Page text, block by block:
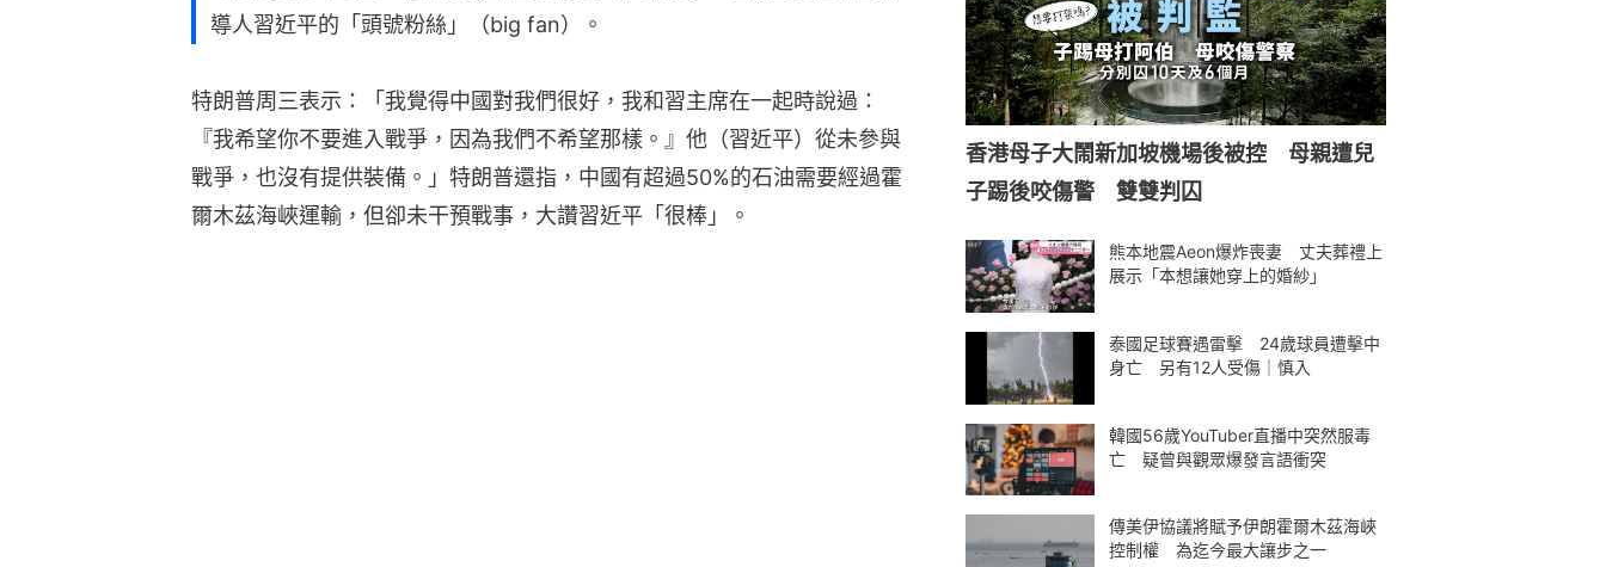
導人習近平的「頭號粉絲」（big fan）。
特朗普周三表示：「我覺得中國對我們很好，我和習主席在一起時說過：
『我希望你不要進入戰爭，因為我們不希望那樣。』他（習近平）從未參與
戰爭，也沒有提供裝備。」特朗普還指，中國有超過50%的石油需要經過霍
爾木茲海峽運輸，但卻未干預戰事，大讚習近平「很棒」。
香港母子大鬧新加坡機場後被控 母親遭兒
子踢後咬傷警 雙雙判囚
熊本地震Aeon爆炸喪妻 丈夫葬禮上
展示「本想讓她穿上的婚紗」
泰國足球賽遇雷擊 24歲球員遭擊中
身亡 另有12人受傷｜慎入
韓國56歲YouTuber直播中突然服毒
亡 疑曾與觀眾爆發言語衝突
傳美伊協議將賦予伊朗霍爾木茲海峽
控制權 為迄今最大讓步之一